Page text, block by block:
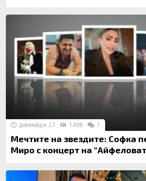
Мечтите на звездите: Софка
Миро с концерт на
декември 27 1498 1